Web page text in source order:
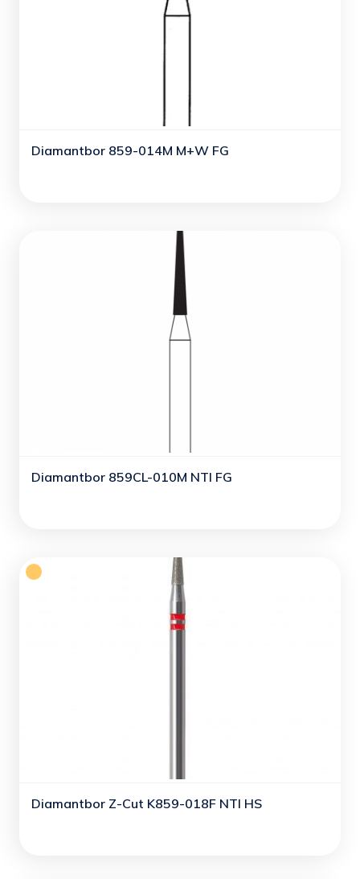
Diamantbor 859-014M M+W FG
Diamantbor 859CL-010M NTI FG
Diamantbor Z-Cut K859-018F NTI HS